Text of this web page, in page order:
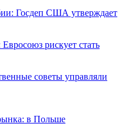
Госдеп США утверждает
рискует стать
советы управляли
в Польше